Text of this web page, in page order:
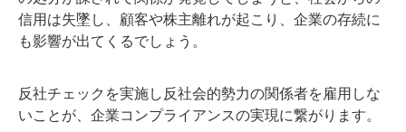
信用は失墜し、顧客や株主離れが起こり、企業の存続に
も影響が出てくるでしょう。
反社チェックを実施し反社会的勢力の関係者を雇用しな
いことが、企業コンプライアンスの実現に繋がります。